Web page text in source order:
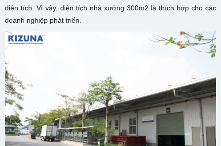
diện tích. Vì vậy, diện tích nhà xưởng 300m2 là thích hợp cho các
doanh nghiệp phát triển.